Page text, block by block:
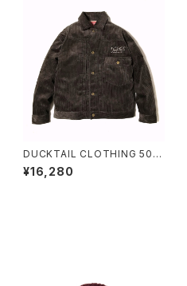
E" BLACK ダックテイル クロー
DUCKTAIL CLOTHING 506
xxタイプ ジャケット "GENE" C
ORDUROY TRUCKER JACK
¥16,280